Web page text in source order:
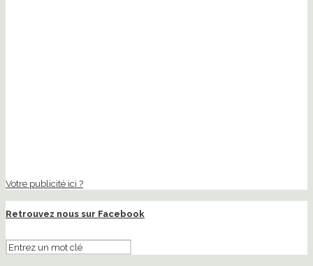
Votre publicité ici ?
Retrouvez nous sur Facebook